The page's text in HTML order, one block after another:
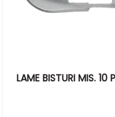
LAME BISTURI MIS. 10